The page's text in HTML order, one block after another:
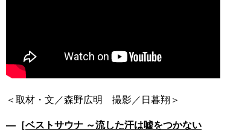
―［ベストサウナ ～流した汗は嘘をつかない